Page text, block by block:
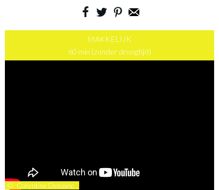
MAKKELIJK
60 min (zonder droogtijd)
© Corentine Delepine